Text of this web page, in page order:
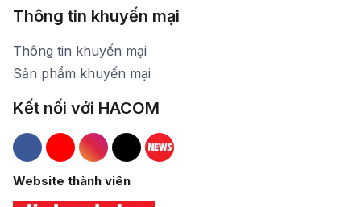
Thông tin khuyến mại
Thông tin khuyến mại
Sản phẩm khuyến mại
Kết nối với HACOM
Hacom Facebook
Hacom YouTube
Hacom Instagram
Hacom TikTok
Website thành viên